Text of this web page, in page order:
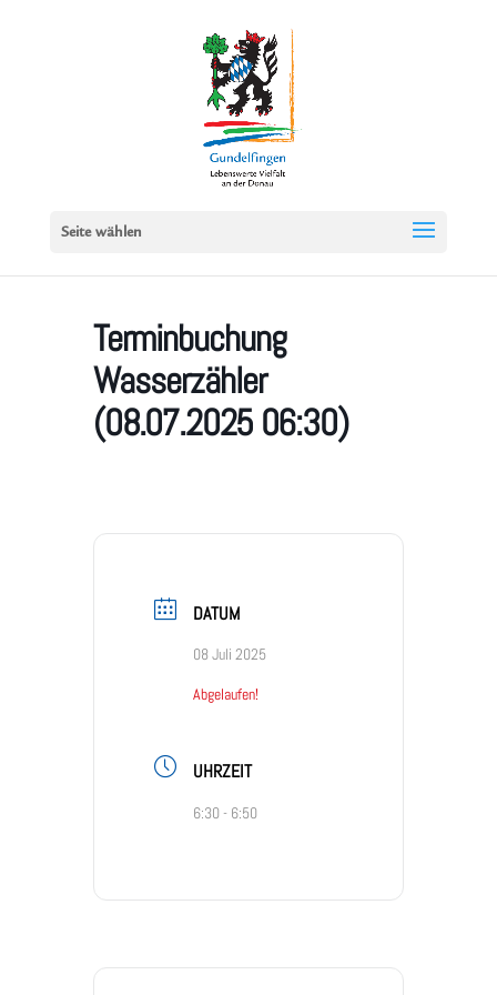
Seite wählen
Terminbuchung
Wasserzähler
(08.07.2025 06:30)
DATUM
08 Juli 2025
Abgelaufen!
UHRZEIT
6:30 - 6:50